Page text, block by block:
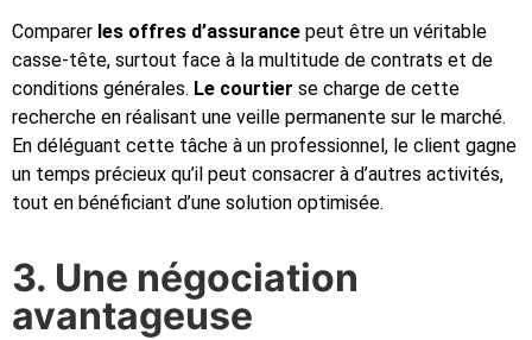
Comparer les offres d’assurance peut être un véritable
casse-tête, surtout face à la multitude de contrats et de
conditions générales. Le courtier se charge de cette
recherche en réalisant une veille permanente sur le marché.
En déléguant cette tâche à un professionnel, le client gagne
un temps précieux qu’il peut consacrer à d’autres activités,
tout en bénéficiant d’une solution optimisée.
3. Une négociation
avantageuse